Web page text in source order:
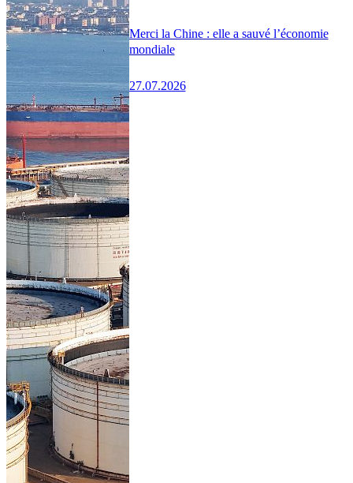
Merci la Chine : elle a sauvé l’économie
mondiale
27.07.2026